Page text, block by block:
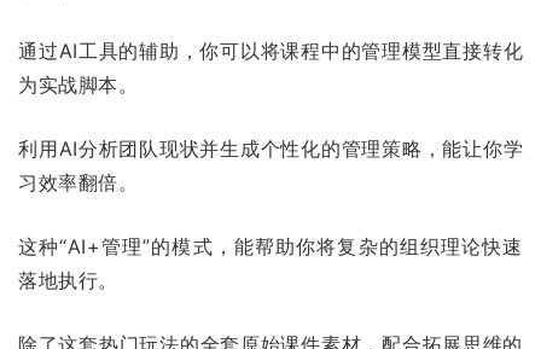
通过AI工具的辅助，你可以将课程中的管理模型直接转化
为实战脚本。
利用AI分析团队现状并生成个性化的管理策略，能让你学
习效率翻倍。
这种“AI+管理”的模式，能帮助你将复杂的组织理论快速
落地执行。
除了这套热门玩法的全套原始课件素材，配合拓展思维的